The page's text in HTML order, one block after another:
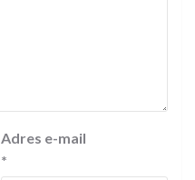
Adres e-mail
*